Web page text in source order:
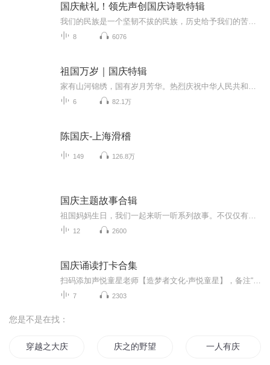
国庆献礼！领先声创国庆诗歌特辑
8 6076
祖国万岁｜国庆特辑
6 82.1万
陈国庆-上海滑稽
149 126.8万
国庆主题故事合辑
12 2600
国庆诵读打卡合集
7 2303
您是不是在找：
穿越之大庆帝国 庆之的野望 一人有庆